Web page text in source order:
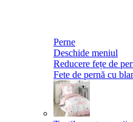
Perne
Deschide meniul
Reducere fețe de
Fete de pernă cu